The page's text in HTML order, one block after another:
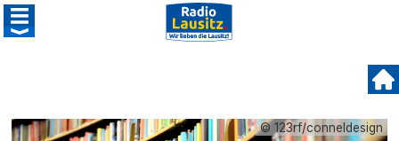
© 123rf/conneldesign